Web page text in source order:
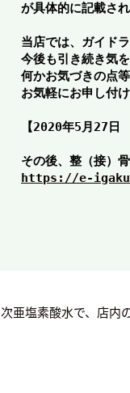
が具体的に記載さ
当店では、ガイド
今後も引き続き気
何かお気づきの点
お気軽にお申し付け
【2020年5月27日
その後、整（接）
https://e-
次亜塩素酸水で、店内